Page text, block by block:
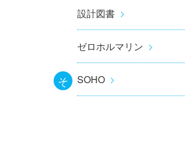
設計図書
ゼロホルマリン
そ SOHO